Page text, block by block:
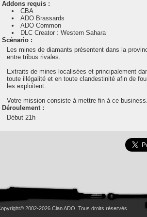
Addons requis :
CBA
ADO Brassards
ADO Common
DLC Creator : Western Sahara
Scénario :
Les mines de diamants présentent dans la
entre tribus rivales.
Extraits de mines localisées et principalement
toute illégalité et en toute clandestinité afin de
les exploitent.
Votre mission consiste à mettre fin à ce business.
Déroulement :
Début 21h
2002-2026 Clan ADO. Tous droits réservés.